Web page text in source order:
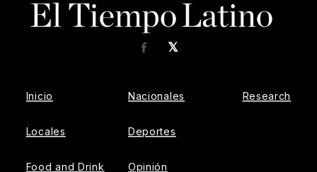
𝕏
Facebook
Inicio
Locales
Food and Drink
Nacionales
Deportes
Opinión
Research